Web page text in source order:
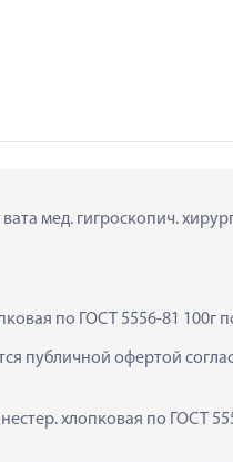
мед. гигроскопич.
по ГОСТ 5556-81 100г
публичной офертой
хлопковая по ГОСТ